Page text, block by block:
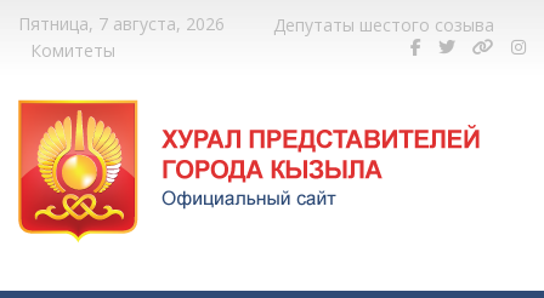
Пятница, 7 августа, 2026
Депутаты шестого созыва
Комитеты